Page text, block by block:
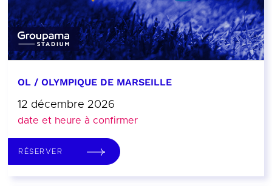
OL / OLYMPIQUE DE MARSEILLE
12 décembre 2026
date et heure à confirmer
RÉSERVER